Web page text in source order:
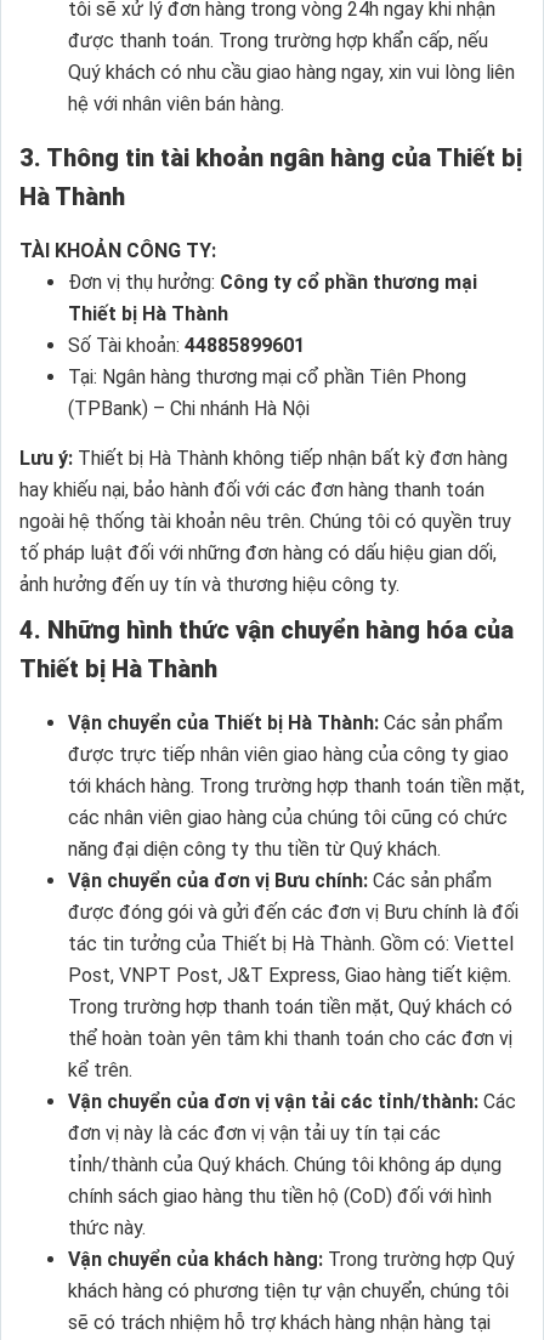
tôi sẽ xử lý đơn hàng trong vòng 24h ngay khi nhận
được thanh toán. Trong trường hợp khẩn cấp, nếu
Quý khách có nhu cầu giao hàng ngay, xin vui lòng liên
hệ với nhân viên bán hàng.
3. Thông tin tài khoản ngân hàng của Thiết bị
Hà Thành
TÀI KHOẢN CÔNG TY:
Đơn vị thụ hưởng: Công ty cổ phần thương mại
Thiết bị Hà Thành
Số Tài khoản: 44885899601
Tại: Ngân hàng thương mại cổ phần Tiên Phong
(TPBank) – Chi nhánh Hà Nội
Lưu ý: Thiết bị Hà Thành không tiếp nhận bất kỳ đơn hàng
hay khiếu nại, bảo hành đối với các đơn hàng thanh toán
ngoài hệ thống tài khoản nêu trên. Chúng tôi có quyền truy
tố pháp luật đối với những đơn hàng có dấu hiệu gian dối,
ảnh hưởng đến uy tín và thương hiệu công ty.
4. Những hình thức vận chuyển hàng hóa của
Thiết bị Hà Thành
Vận chuyển của Thiết bị Hà Thành: Các sản phẩm
được trực tiếp nhân viên giao hàng của công ty giao
tới khách hàng. Trong trường hợp thanh toán tiền mặt,
các nhân viên giao hàng của chúng tôi cũng có chức
năng đại diện công ty thu tiền từ Quý khách.
Vận chuyển của đơn vị Bưu chính: Các sản phẩm
được đóng gói và gửi đến các đơn vị Bưu chính là đối
tác tin tưởng của Thiết bị Hà Thành. Gồm có: Viettel
Post, VNPT Post, J&T Express, Giao hàng tiết kiệm.
Trong trường hợp thanh toán tiền mặt, Quý khách có
thể hoàn toàn yên tâm khi thanh toán cho các đơn vị
kể trên.
Vận chuyển của đơn vị vận tải các tỉnh/thành: Các
đơn vị này là các đơn vị vận tải uy tín tại các
tỉnh/thành của Quý khách. Chúng tôi không áp dụng
chính sách giao hàng thu tiền hộ (CoD) đối với hình
thức này.
Vận chuyển của khách hàng: Trong trường hợp Quý
khách hàng có phương tiện tự vận chuyển, chúng tôi
sẽ có trách nhiệm hỗ trợ khách hàng nhận hàng tại